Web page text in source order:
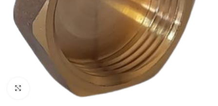
Clique para ampliar